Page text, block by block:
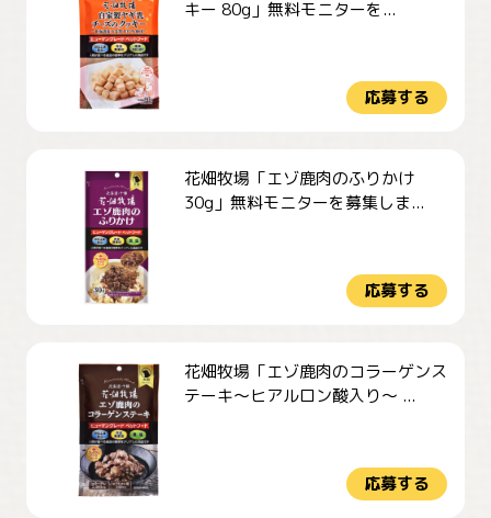
キー 80g」無料モニターを...
応募する
花畑牧場「エゾ鹿肉のふりかけ
30g」無料モニターを募集しま...
応募する
花畑牧場「エゾ鹿肉のコラーゲンス
テーキ～ヒアルロン酸入り～ ...
応募する